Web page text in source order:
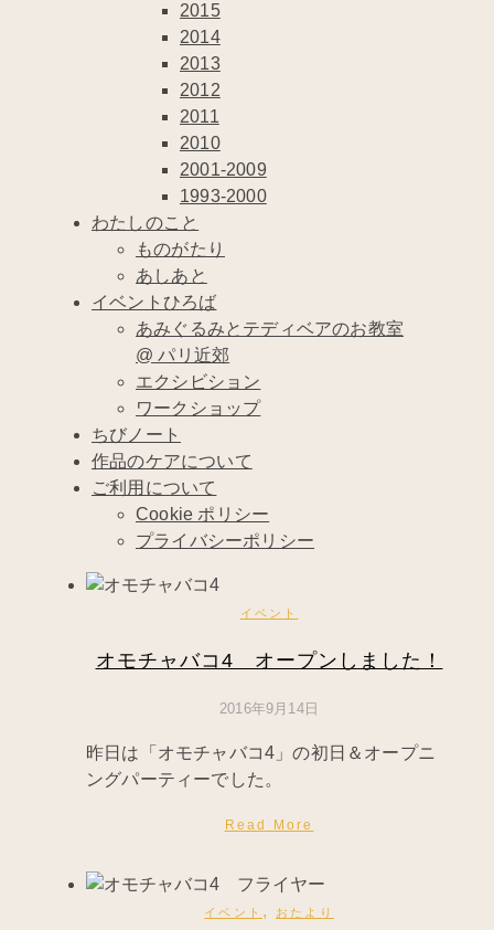
2015
2014
2013
2012
2011
2010
2001-2009
1993-2000
わたしのこと
ものがたり
あしあと
イベントひろば
あみぐるみとテディベアのお教室
@ パリ近郊
エクシビション
ワークショップ
ちびノート
作品のケアについて
ご利用について
Cookie ポリシー
プライバシーポリシー
イベント
オモチャバコ4 オープンしました！
2016年9月14日
昨日は「オモチャバコ4」の初日＆オープニ
ングパーティーでした。
Read More
イベント , おたより